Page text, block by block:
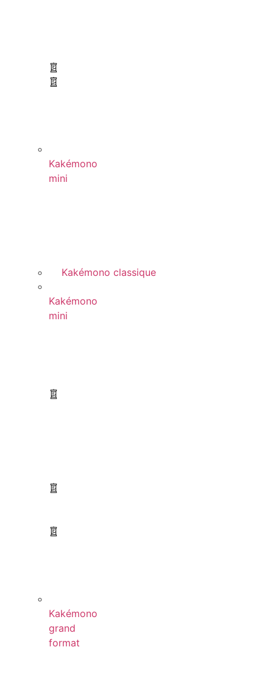
Kakémono
mini
Kakémono
grand
format
Kakémono
mini
Kakémono classique